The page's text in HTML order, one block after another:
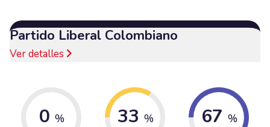
Partido Liberal Colombiano
Ver detalles
0 % 33 % 67 %